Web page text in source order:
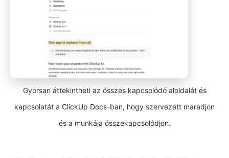
Gyorsan áttekintheti az összes kapcsolódó aloldalát és
kapcsolatát a ClickUp Docs-ban, hogy szervezett maradjon
és a munkája összekapcsolódjon.